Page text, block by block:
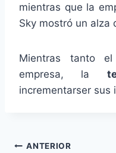
mientras que la
Sky mostró un alza
Mientras tanto
empresa, la
incrementarser sus
ANTERIOR